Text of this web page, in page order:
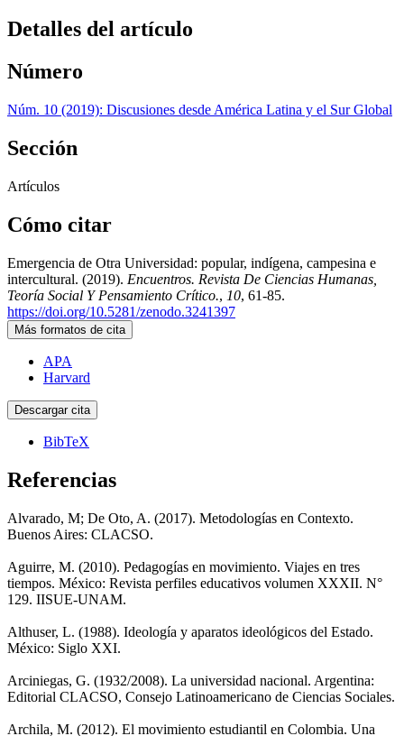
Detalles del artículo
Número
Núm. 10 (2019): Discusiones desde América Latina y el Sur Global
Sección
Artículos
Cómo citar
Emergencia de Otra Universidad: popular, indígena, campesina e
intercultural. (2019). Encuentros. Revista De Ciencias Humanas,
Teoría Social Y Pensamiento Crítico., 10, 61-85.
https://doi.org/10.5281/zenodo.3241397
Más formatos de cita
APA
Harvard
Descargar cita
BibTeX
Referencias
Alvarado, M; De Oto, A. (2017). Metodologías en Contexto.
Buenos Aires: CLACSO.
Aguirre, M. (2010). Pedagogías en movimiento. Viajes en tres
tiempos. México: Revista perfiles educativos volumen XXXII. N°
129. IISUE-UNAM.
Althuser, L. (1988). Ideología y aparatos ideológicos del Estado.
México: Siglo XXI.
Arciniegas, G. (1932/2008). La universidad nacional. Argentina:
Editorial CLACSO, Consejo Latinoamericano de Ciencias Sociales.
Archila, M. (2012). El movimiento estudiantil en Colombia. Una